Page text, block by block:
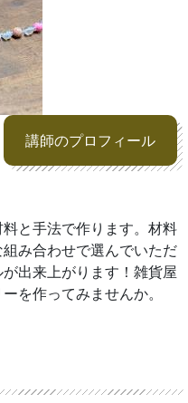
講師のプロフィール
と手法で作ります。材料
み合わせで選んでいただ
出来上がります！雑貨屋
を作ってみませんか。